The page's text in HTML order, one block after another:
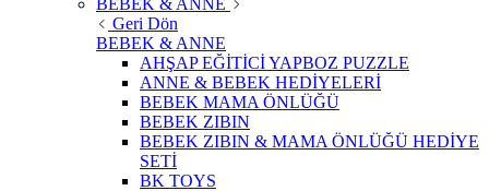
BEBEK & ANNE
Geri Dön
BEBEK & ANNE
AHŞAP EĞİTİCİ YAPBOZ PUZZLE
ANNE & BEBEK HEDİYELERİ
BEBEK MAMA ÖNLÜĞÜ
BEBEK ZIBIN
BEBEK ZIBIN & MAMA ÖNLÜĞÜ HEDİYE
SETİ
BK TOYS